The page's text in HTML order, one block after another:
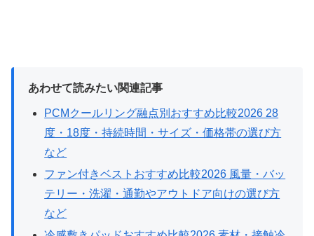
あわせて読みたい関連記事
PCMクールリング融点別おすすめ比較2026 28
度・18度・持続時間・サイズ・価格帯の選び方
など
ファン付きベストおすすめ比較2026 風量・バッ
テリー・洗濯・通勤やアウトドア向けの選び方
など